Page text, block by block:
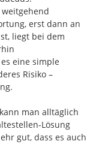
erst dann an
liegt bei dem
eine simple
Risiko –
man alltäglich
Lösung
gut, dass es auch